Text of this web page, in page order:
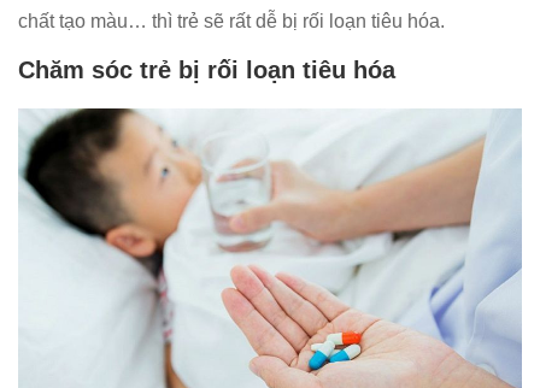
chất tạo màu… thì trẻ sẽ rất dễ bị rối loạn tiêu hóa.
Chăm sóc trẻ bị rối loạn tiêu hóa